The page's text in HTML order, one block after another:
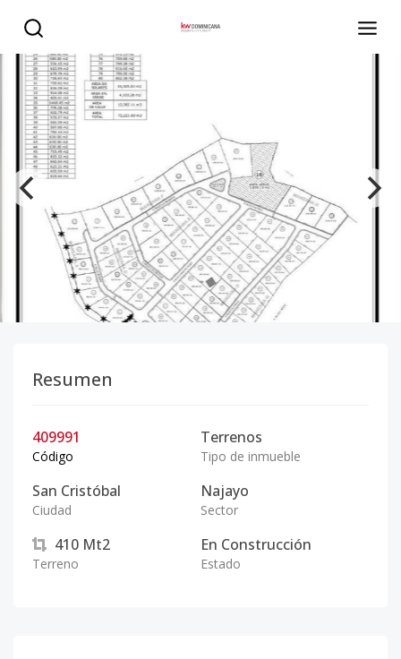
Resumen
409991
Código
Terrenos
Tipo de inmueble
San Cristóbal
Ciudad
Najayo
Sector
410 Mt2
Terreno
En Construcción
Estado